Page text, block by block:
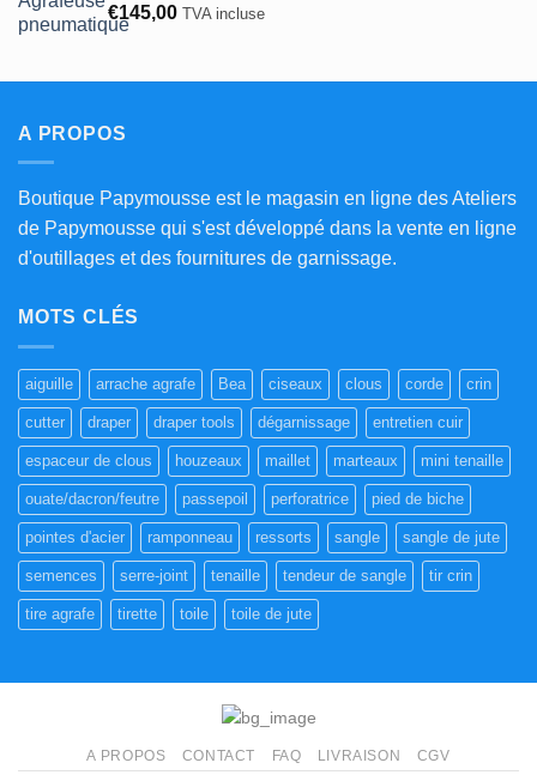
€145,00 TVA incluse
A PROPOS
Boutique Papymousse est le magasin en ligne des Ateliers
de Papymousse qui s'est développé dans la vente en ligne
d'outillages et des fournitures de garnissage.
MOTS CLÉS
aiguille arrache agrafe Bea ciseaux clous corde crin
cutter draper draper tools dégarnissage entretien cuir
espaceur de clous houzeaux maillet marteaux mini tenaille
ouate/dacron/feutre passepoil perforatrice pied de biche
pointes d'acier ramponneau ressorts sangle sangle de jute
semences serre-joint tenaille tendeur de sangle tir crin
tire agrafe tirette toile toile de jute
A PROPOS CONTACT FAQ LIVRAISON CGV